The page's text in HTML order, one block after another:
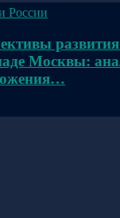
России
развития
Москвы: